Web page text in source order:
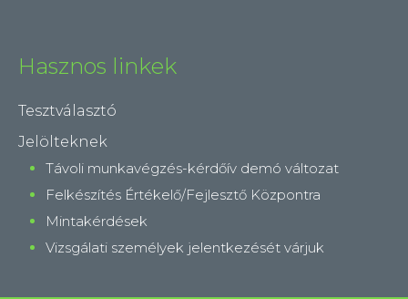
Hasznos linkek
Tesztválasztó
Jelölteknek
Távoli munkavégzés-kérdőív demó változat
Felkészítés Értékelő/Fejlesztő Központra
Mintakérdések
Vizsgálati személyek jelentkezését várjuk